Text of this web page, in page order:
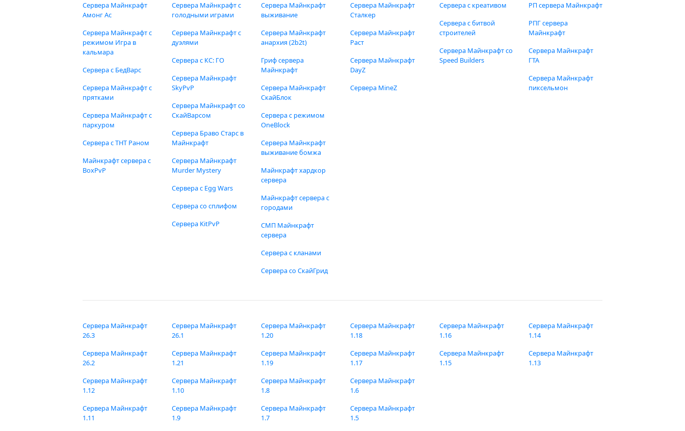
Сервера Майнкрафт
Амонг Ас
Сервера Майнкрафт с
режимом Игра в
кальмара
Сервера с БедВарс
Сервера Майнкрафт с
прятками
Сервера Майнкрафт с
паркуром
Сервера с ТНТ Раном
Майнкрафт сервера с
BoxPvP
Сервера Майнкрафт с
голодными играми
Сервера Майнкрафт с
дуэлями
Сервера с КС: ГО
Сервера Майнкрафт
SkyPvP
Сервера Майнкрафт со
СкайВарсом
Сервера Браво Старс в
Майнкрафт
Сервера Майнкрафт
Murder Mystery
Сервера с Egg Wars
Сервера со сплифом
Сервера KitPvP
Сервера Майнкрафт
выживание
Сервера Майнкрафт
анархия (2b2t)
Гриф сервера
Майнкрафт
Сервера Майнкрафт
СкайБлок
Сервера с режимом
OneBlock
Сервера Майнкрафт
выживание бомжа
Майнкрафт хардкор
сервера
Майнкрафт сервера с
городами
СМП Майнкрафт
сервера
Сервера с кланами
Сервера со СкайГрид
Сервера Майнкрафт
Сталкер
Сервера Майнкрафт
Раст
Сервера Майнкрафт
DayZ
Сервера MineZ
Сервера с креативом
Сервера с битвой
строителей
Сервера Майнкрафт со
Speed Builders
РП сервера Майнкрафт
РПГ сервера
Майнкрафт
Сервера Майнкрафт
ГТА
Сервера Майнкрафт
пиксельмон
Сервера Майнкрафт
26.3
Сервера Майнкрафт
26.2
Сервера Майнкрафт
26.1
Сервера Майнкрафт
1.21
Сервера Майнкрафт
1.20
Сервера Майнкрафт
1.19
Сервера Майнкрафт
1.18
Сервера Майнкрафт
1.17
Сервера Майнкрафт
1.16
Сервера Майнкрафт
1.15
Сервера Майнкрафт
1.14
Сервера Майнкрафт
1.13
Сервера Майнкрафт
1.12
Сервера Майнкрафт
1.11
Сервера Майнкрафт
1.10
Сервера Майнкрафт
1.9
Сервера Майнкрафт
1.8
Сервера Майнкрафт
1.7
Сервера Майнкрафт
1.6
Сервера Майнкрафт
1.5